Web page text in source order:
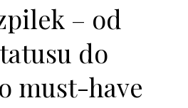
– od
do
must-have